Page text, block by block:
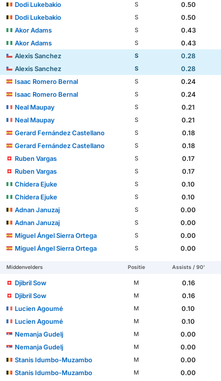
Dodi Lukebakio S
0.50
Dodi Lukebakio
S
0.50
Akor Adams
S
0.43
Akor Adams
S
0.43
Alexis Sanchez
S
0.28
Alexis Sanchez
S
0.28
Isaac Romero Bernal
S
0.24
Isaac Romero Bernal
S
0.24
Neal Maupay
S
0.21
Neal Maupay
S
0.21
Gerard Fernández Castellano
S
0.18
Gerard Fernández Castellano
S
0.18
Ruben Vargas
S
0.17
Ruben Vargas
S
0.17
Chidera Ejuke
S
0.10
Chidera Ejuke
S
0.10
Adnan Januzaj
S
0.00
Adnan Januzaj
S
0.00
Miguel Ángel Sierra Ortega
S
0.00
Miguel Ángel Sierra Ortega
S 0.00
Middenvelders Positie Assists / 90'
Djibril Sow M
0.16
Djibril Sow
M
0.16
Lucien Agoumé
M
0.10
Lucien Agoumé
M
0.10
Nemanja Gudelj
M
0.00
Nemanja Gudelj
M
0.00
Stanis Idumbo-Muzambo
M
0.00
Stanis Idumbo-Muzambo
M
0.00